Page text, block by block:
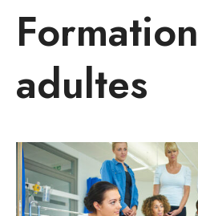
adultes